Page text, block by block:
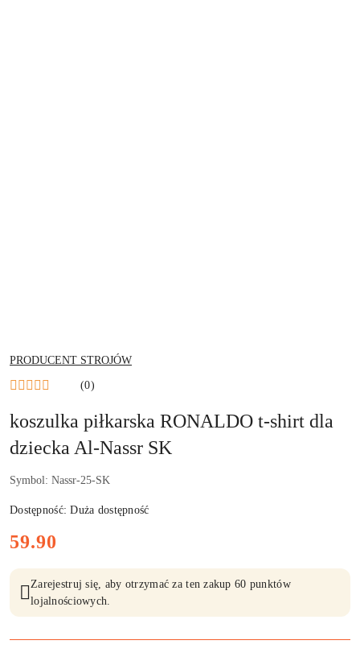
NAZWA
PRODUCENTA:
PRODUCENT STROJÓW
(0)
koszulka piłkarska RONALDO t-shirt dla
dziecka Al-Nassr SK
Symbol: Nassr-25-SK
Dostępność:Duża dostępność
cena:
59.90
Zarejestruj się, aby otrzymać za ten zakup 60 punktów
lojalnościowych.